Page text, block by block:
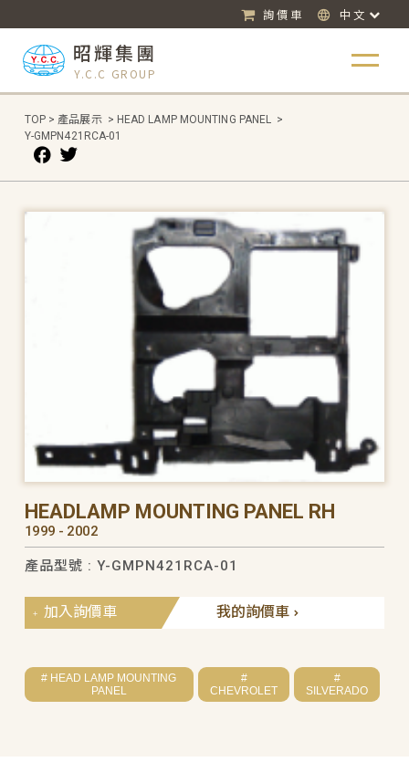
詢價車 中文
昭輝集團
Y.C.C GROUP
TOP > 產品展示 > HEAD LAMP MOUNTING PANEL >
Y-GMPN421RCA-01
HEADLAMP MOUNTING PANEL RH
1999 - 2002
產品型號 : Y-GMPN421RCA-01
我的詢價車
加入詢價車
# HEAD LAMP MOUNTING
PANEL
#
CHEVROLET
#
SILVERADO